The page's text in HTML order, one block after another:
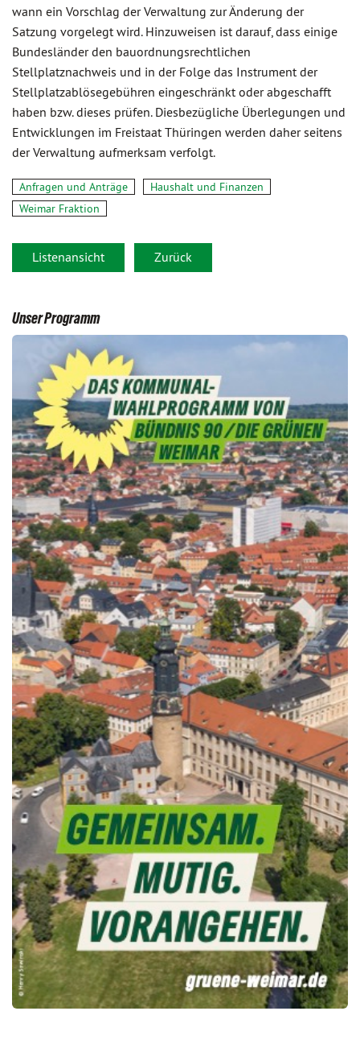
wann ein Vorschlag der Verwaltung zur Änderung der
Satzung vorgelegt wird. Hinzuweisen ist darauf, dass einige
Bundesländer den bauordnungsrechtlichen
Stellplatznachweis und in der Folge das Instrument der
Stellplatzablösegebühren eingeschränkt oder abgeschafft
haben bzw. dieses prüfen. Diesbezügliche Überlegungen und
Entwicklungen im Freistaat Thüringen werden daher seitens
der Verwaltung aufmerksam verfolgt.
Anfragen und Anträge
Haushalt und Finanzen
Weimar Fraktion
Listenansicht Zurück
Unser Programm